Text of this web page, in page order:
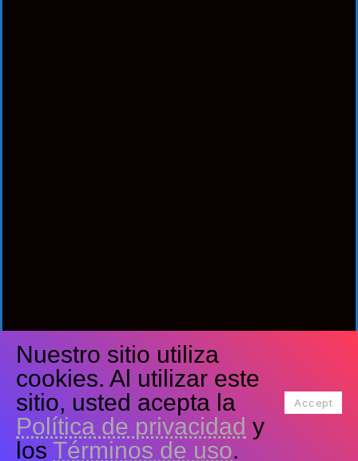
Síguenos
Facebook Youtube
Tiktok Instagram
Nuestro sitio utiliza
cookies. Al utilizar este
sitio, usted acepta la
Política de privacidad y
los Términos de uso.
Accept